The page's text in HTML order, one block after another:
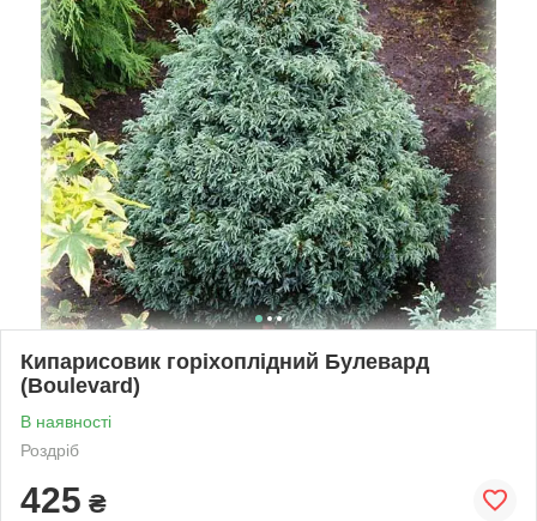
Кипарисовик горіхоплідний Булевард
(Boulevard)
В наявності
Роздріб
425 ₴